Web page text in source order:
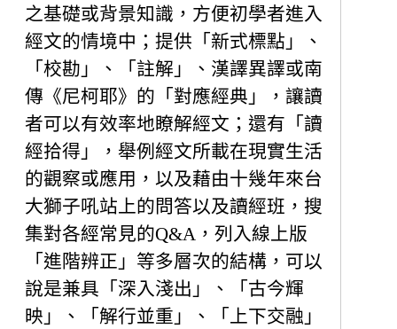
之基礎或背景知識，方便初學者進入
經文的情境中；提供「新式標點」、
「校勘」、「註解」、漢譯異譯或南
傳《尼柯耶》的「對應經典」，讓讀
者可以有效率地瞭解經文；還有「讀
經拾得」，舉例經文所載在現實生活
的觀察或應用，以及藉由十幾年來台
大獅子吼站上的問答以及讀經班，搜
集對各經常見的Q&A，列入線上版
「進階辨正」等多層次的結構，可以
說是兼具「深入淺出」、「古今輝
映」、「解行並重」、「上下交融」